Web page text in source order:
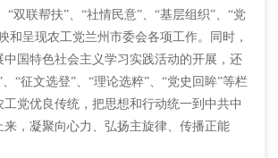
“双联帮扶”、“社情民意”、“基层组织”、“党
和呈现农工党兰州市委会各项工作。同时，
中国特色社会主义学习实践活动的开展，还
“征文选登”、“理论选粹”、“党史回眸”等栏
工党优良传统，把思想和行动统一到中共中
来，凝聚向心力、弘扬主旋律、传播正能